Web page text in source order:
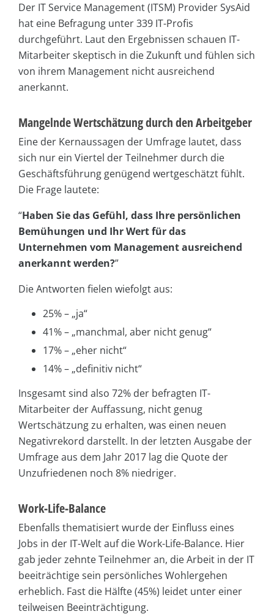
Der IT Service Management (ITSM) Provider SysAid
hat eine Befragung unter 339 IT-Profis
durchgeführt. Laut den Ergebnissen schauen IT-
Mitarbeiter skeptisch in die Zukunft und fühlen sich
von ihrem Management nicht ausreichend
anerkannt.
Mangelnde Wertschätzung durch den Arbeitgeber
Eine der Kernaussagen der Umfrage lautet, dass
sich nur ein Viertel der Teilnehmer durch die
Geschäftsführung genügend wertgeschätzt fühlt.
Die Frage lautete:
“Haben Sie das Gefühl, dass Ihre persönlichen
Bemühungen und Ihr Wert für das
Unternehmen vom Management ausreichend
anerkannt werden?”
Die Antworten fielen wiefolgt aus:
25% – „ja“
41% – „manchmal, aber nicht genug“
17% – „eher nicht“
14% – „definitiv nicht“
Insgesamt sind also 72% der befragten IT-
Mitarbeiter der Auffassung, nicht genug
Wertschätzung zu erhalten, was einen neuen
Negativrekord darstellt. In der letzten Ausgabe der
Umfrage aus dem Jahr 2017 lag die Quote der
Unzufriedenen noch 8% niedriger.
Work-Life-Balance
Ebenfalls thematisiert wurde der Einfluss eines
Jobs in der IT-Welt auf die Work-Life-Balance. Hier
gab jeder zehnte Teilnehmer an, die Arbeit in der IT
beeiträchtige sein persönliches Wohlergehen
erheblich. Fast die Hälfte (45%) leidet unter einer
teilweisen Beeinträchtigung.